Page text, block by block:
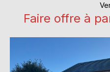
Faire offre à